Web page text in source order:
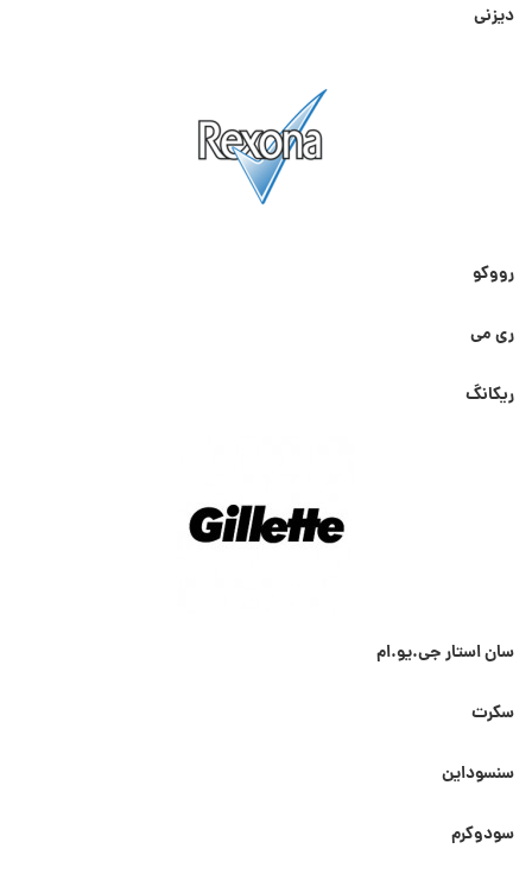
دیزنی
رووکو
ری می
ریکانگ
سان استار جی.یو.ام
سکرت
سنسوداین
سودوکرم